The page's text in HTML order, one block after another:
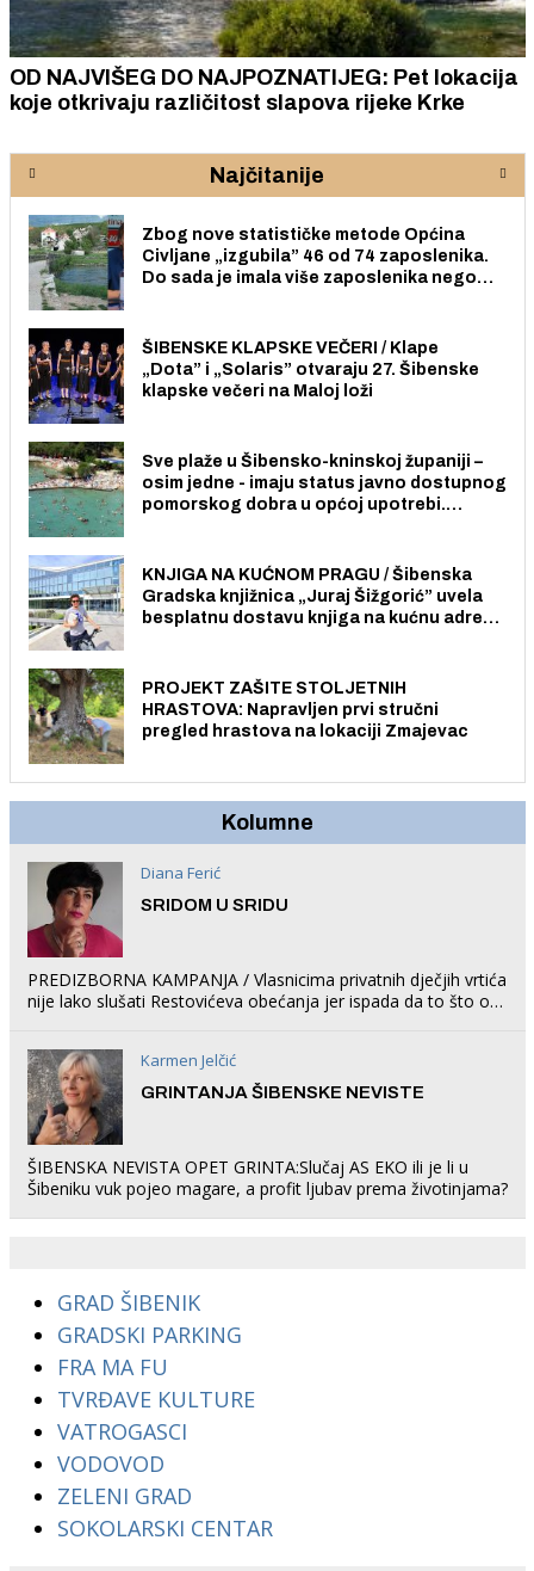
OD NAJVIŠEG DO NAJPOZNATIJEG: Pet lokacija
koje otkrivaju različitost slapova rijeke Krke
Najčitanije
Zbog nove statističke metode Općina
Civljane „izgubila” 46 od 74 zaposlenika.
Do sada je imala više zaposlenika nego
ŠIBENSKE KLAPSKE VEČERI / Klape
„Dota” i „Solaris” otvaraju 27. Šibenske
klapske večeri na Maloj loži
Sve plaže u Šibensko-kninskoj županiji –
osim jedne - imaju status javno dostupnog
pomorskog dobra u općoj upotrebi.
KNJIGA NA KUĆNOM PRAGU / Šibenska
Gradska knjižnica „Juraj Šižgorić” uvela
besplatnu dostavu knjiga na kućnu adresu
PROJEKT ZAŠITE STOLJETNIH
HRASTOVA: Napravljen prvi stručni
pregled hrastova na lokaciji Zmajevac
Kolumne
Diana Ferić
SRIDOM U SRIDU
PREDIZBORNA KAMPANJA / Vlasnicima privatnih dječjih vrtića
nije lako slušati Restovićeva obećanja jer ispada da to što oni
Karmen Jelčić
GRINTANJA ŠIBENSKE NEVISTE
ŠIBENSKA NEVISTA OPET GRINTA:Slučaj AS EKO ili je li u
Šibeniku vuk pojeo magare, a profit ljubav prema životinjama?
GRAD ŠIBENIK
GRADSKI PARKING
FRA MA FU
TVRĐAVE KULTURE
VATROGASCI
VODOVOD
ZELENI GRAD
SOKOLARSKI CENTAR